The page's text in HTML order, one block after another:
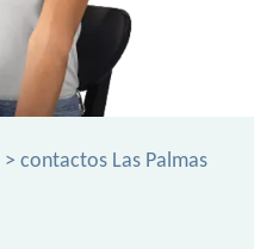
> contactos Las Palmas